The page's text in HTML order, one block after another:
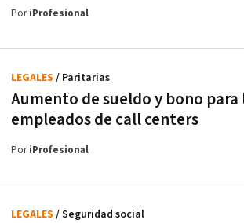
PoriProfesional
Aumento de sueldo y bono para
empleados de call centers
LEGALES / Paritarias
PoriProfesional
LEGALES / Seguridad social